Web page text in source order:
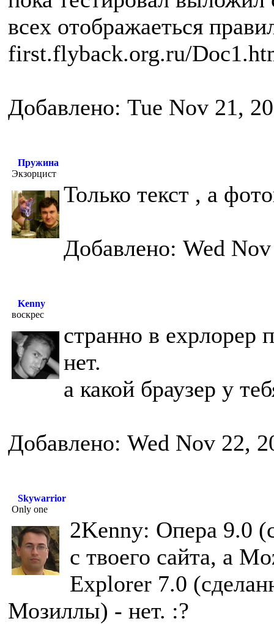
всех отображаеться
first.flyback.org.ru/
Добавлено: Tue Nov 21,
Пружина
Экзорцист
Только текст , а
Добавлено: Wed
Kenny
воскрес
странно в ехрлорер
нет.
а какой браузер у
Добавлено: Wed Nov 22,
Skywarrior
Only one
2Kenny: Опера 9.0
с твоего сайта, а
Explorer 7.0
Мозиллы) - нет. :?